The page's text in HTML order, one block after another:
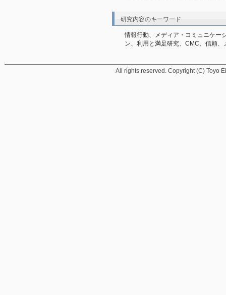
研究内容のキーワード
情報行動、メディア・コミュニケー
ン、利用と満足研究、CMC、信頼